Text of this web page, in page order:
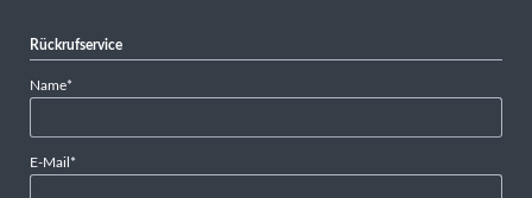
Rückrufservice
Pflichtfeld
Name*
Pflichtfeld
E-Mail *